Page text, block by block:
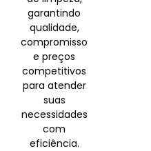
garantindo
qualidade,
compromisso
e preços
competitivos
para atender
suas
necessidades
com
eficiência.